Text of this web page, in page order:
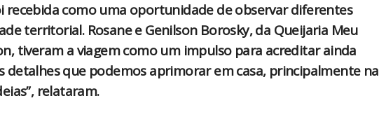
recebida como uma oportunidade de observar diferentes
territorial. Rosane e Genilson Borosky, da Queijaria Meu
tiveram a viagem como um impulso para acreditar ainda
que podemos aprimorar em casa, principalmente na
relataram.